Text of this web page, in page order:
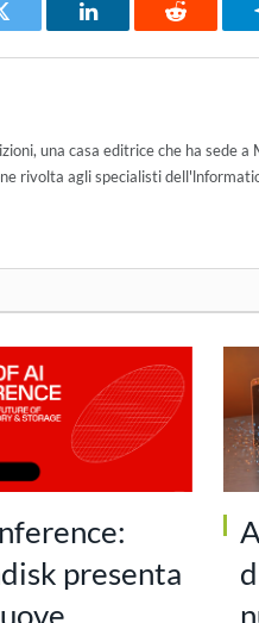
LinkedIn Reddit
una casa editrice che ha sede
rivolta agli specialisti
presenta